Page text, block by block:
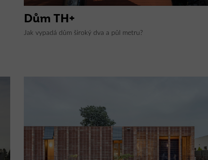
Dům TH+
Jak vypadá dům široký dva a půl metru?